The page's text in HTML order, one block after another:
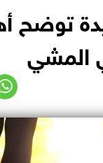
توضح
المشي